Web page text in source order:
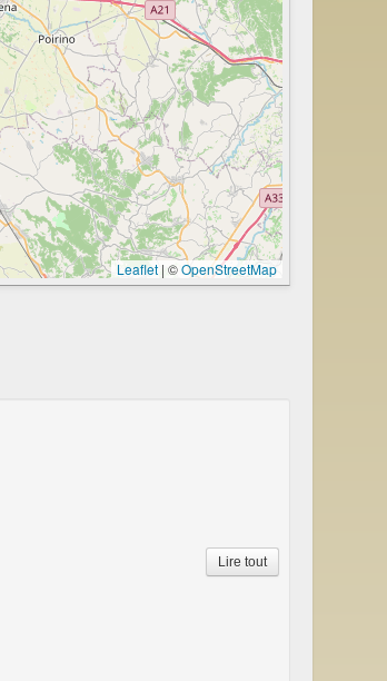
Leaflet | ©OpenStreetMap
Lire tout